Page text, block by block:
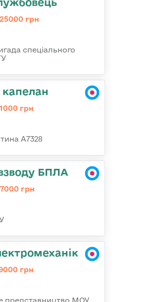
грн
спеціального
капелан
грн
А7328
БПЛА
грн
грн
представництво МОУ